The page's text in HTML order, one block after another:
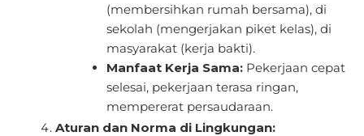
(membersihkan rumah bersama), di
sekolah (mengerjakan piket kelas), di
masyarakat (kerja bakti).
Manfaat Kerja Sama:Pekerjaan cepat
selesai, pekerjaan terasa ringan,
mempererat persaudaraan.
Aturan dan Norma di Lingkungan: